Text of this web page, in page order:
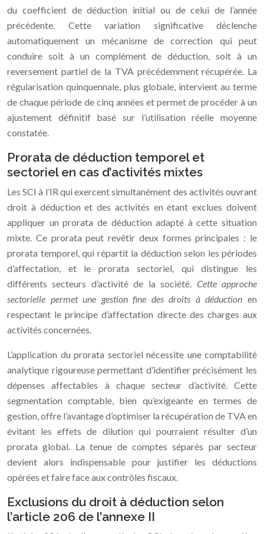
du coefficient de déduction initial ou de celui de l’année
précédente. Cette variation significative déclenche
automatiquement un mécanisme de correction qui peut
conduire soit à un complément de déduction, soit à un
reversement partiel de la TVA précédemment récupérée. La
régularisation quinquennale, plus globale, intervient au terme
de chaque période de cinq années et permet de procéder à un
ajustement définitif basé sur l’utilisation réelle moyenne
constatée.
Prorata de déduction temporel et
sectoriel en cas d’activités mixtes
Les SCI à l’IR qui exercent simultanément des activités ouvrant
droit à déduction et des activités en étant exclues doivent
appliquer un prorata de déduction adapté à cette situation
mixte. Ce prorata peut revêtir deux formes principales : le
prorata temporel, qui répartit la déduction selon les périodes
d’affectation, et le prorata sectoriel, qui distingue les
différents secteurs d’activité de la société. Cette approche
sectorielle permet une gestion fine des droits à déduction en
respectant le principe d’affectation directe des charges aux
activités concernées.
L’application du prorata sectoriel nécessite une comptabilité
analytique rigoureuse permettant d’identifier précisément les
dépenses affectables à chaque secteur d’activité. Cette
segmentation comptable, bien qu’exigeante en termes de
gestion, offre l’avantage d’optimiser la récupération de TVA en
évitant les effets de dilution qui pourraient résulter d’un
prorata global. La tenue de comptes séparés par secteur
devient alors indispensable pour justifier les déductions
opérées et faire face aux contrôles fiscaux.
Exclusions du droit à déduction selon
l’article 206 de l’annexe II